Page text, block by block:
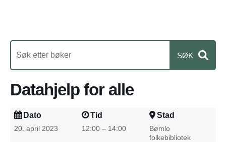
Datahjelp for alle
Dato
20. april 2023
Tid
12:00 – 14:00
Stad
Bømlo
folkebibliotek